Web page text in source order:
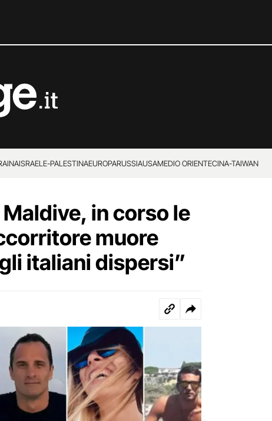
ISRAELE-PALESTINAEUROPARUSSIAUSAMEDIO ORIENTECINA-TAIWAN
in corso le
muore
italiani dispersi”